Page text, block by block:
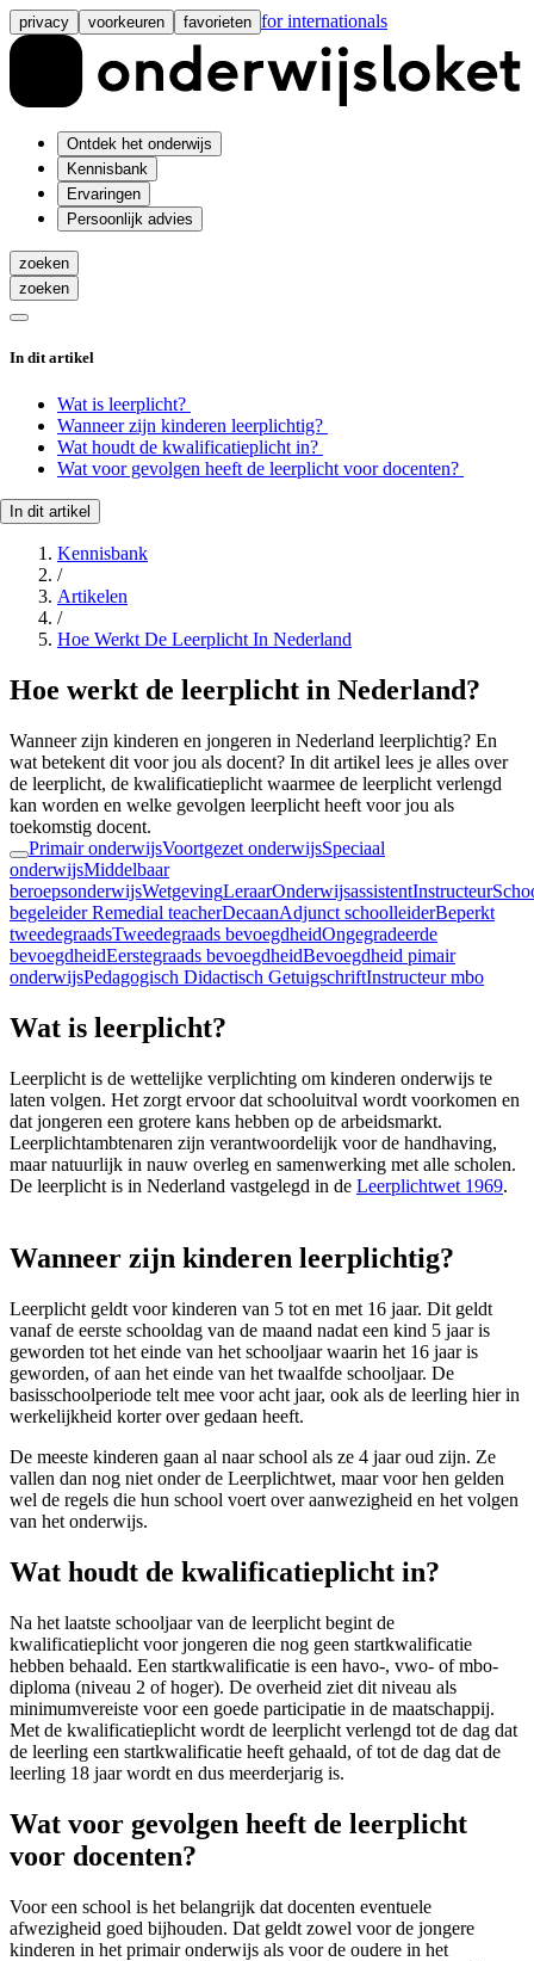
privacy voorkeuren favorieten for internationals
Ontdek het onderwijs
Kennisbank
Ervaringen
Persoonlijk advies
zoeken
zoeken
In dit artikel
Wat is leerplicht?
Wanneer zijn kinderen leerplichtig?
Wat houdt de kwalificatieplicht in?
Wat voor gevolgen heeft de leerplicht voor docenten?
In dit artikel
Kennisbank
/
Artikelen
/
Hoe Werkt De Leerplicht In Nederland
Hoe werkt de leerplicht in Nederland?
Wanneer zijn kinderen en jongeren in Nederland leerplichtig? En
wat betekent dit voor jou als docent? In dit artikel lees je alles over
de leerplicht, de kwalificatieplicht waarmee de leerplicht verlengd
kan worden en welke gevolgen leerplicht heeft voor jou als
toekomstig docent.
Primair onderwijsVoortgezet onderwijsSpeciaal
onderwijsMiddelbaar
beroepsonderwijsWetgevingLeraarOnderwijsassistentInstructeur
begeleiderRemedial teacherDecaanAdjunct schoolleiderBeperkt
tweedegraadsTweedegraads bevoegdheidOngegradeerde
bevoegdheidEerstegraads bevoegdheidBevoegdheid pimair
onderwijsPedagogisch Didactisch GetuigschriftInstructeur mbo
Wat is leerplicht?
Leerplicht is de wettelijke verplichting om kinderen onderwijs te
laten volgen. Het zorgt ervoor dat schooluitval wordt voorkomen en
dat jongeren een grotere kans hebben op de arbeidsmarkt.
Leerplichtambtenaren zijn verantwoordelijk voor de handhaving,
maar natuurlijk in nauw overleg en samenwerking met alle scholen.
De leerplicht is in Nederland vastgelegd in de Leerplichtwet 1969.
Wanneer zijn kinderen leerplichtig?
Leerplicht geldt voor kinderen van 5 tot en met 16 jaar. Dit geldt
vanaf de eerste schooldag van de maand nadat een kind 5 jaar is
geworden tot het einde van het schooljaar waarin het 16 jaar is
geworden, of aan het einde van het twaalfde schooljaar. De
basisschoolperiode telt mee voor acht jaar, ook als de leerling hier in
werkelijkheid korter over gedaan heeft.
De meeste kinderen gaan al naar school als ze 4 jaar oud zijn. Ze
vallen dan nog niet onder de Leerplichtwet, maar voor hen gelden
wel de regels die hun school voert over aanwezigheid en het volgen
van het onderwijs.
Wat houdt de kwalificatieplicht in?
Na het laatste schooljaar van de leerplicht begint de
kwalificatieplicht voor jongeren die nog geen startkwalificatie
hebben behaald. Een startkwalificatie is een havo-, vwo- of mbo-
diploma (niveau 2 of hoger). De overheid ziet dit niveau als
minimumvereiste voor een goede participatie in de maatschappij.
Met de kwalificatieplicht wordt de leerplicht verlengd tot de dag dat
de leerling een startkwalificatie heeft gehaald, of tot de dag dat de
leerling 18 jaar wordt en dus meerderjarig is.
Wat voor gevolgen heeft de leerplicht
voor docenten?
Voor een school is het belangrijk dat docenten eventuele
afwezigheid goed bijhouden. Dat geldt zowel voor de jongere
kinderen in het primair onderwijs als voor de oudere in het